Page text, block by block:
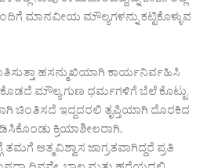
ಮಾನವೀಯ ಮೌಲ್ಯಗಳನ್ನು ಕಟ್ಟಿಕೊಳ್ಳುವ
ಹಸನ್ಮುಖಿಯಾಗಿ ಕಾರ್ಯನಿರ್ವಹಿಸಿ
ಕೊಡದೆ ಮೌಲ್ಯ ಗುಣ ಧರ್ಮಗಳಿಗೆ ಬೆಲೆ ಕೊಟ್ಟು
ಚಿಂತಿಸದೆ ಇದ್ದದರಲಿ ತೃಪ್ತಿಯಾಗಿ ದೊರಕಿದ
ಕ್ರಿಯಾಶೀಲರಾಗಿ,
ಆತ್ಮವಿಶ್ವಾಸ ಜಾಗ್ರತವಾಗಿದ್ದರೆ ಪ್ರತಿ